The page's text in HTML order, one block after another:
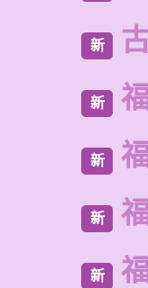
新
新
新
新
新